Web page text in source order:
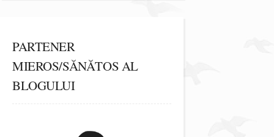
PARTENER
MIEROS/SĂNĂTOS AL
BLOGULUI